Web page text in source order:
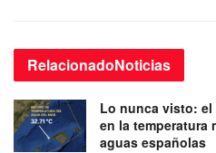
RelacionadoNoticias
Lo nunca visto: el
en la temperatura
aguas españolas